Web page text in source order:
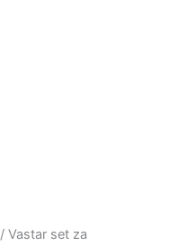
/ Vastar set za